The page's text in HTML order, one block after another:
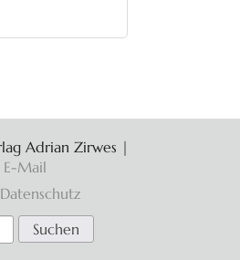
Adrian Zirwes |
E-Mail
Datenschutz